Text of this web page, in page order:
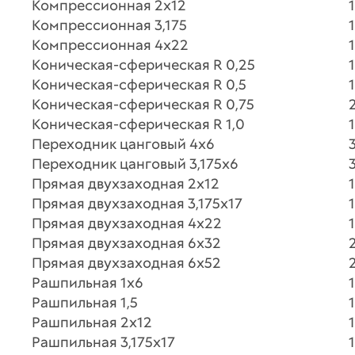
Компрессионная 2х12
1
Компрессионная 3,175
1
Компрессионная 4х22
1
Коническая-сферическая R 0,25
1
Коническая-сферическая R 0,5
1
Коническая-сферическая R 0,75
Коническая-сферическая R 1,0
1
Переходник цанговый 4х6
3
Переходник цанговый 3,175х6
3
Прямая двухзаходная 2х12
1
Прямая двухзаходная 3,175х17
1
Прямая двухзаходная 4х22
1
Прямая двухзаходная 6х32
Прямая двухзаходная 6х52
Рашпильная 1х6
1
Рашпильная 1,5
1
Рашпильная 2х12
1
Рашпильная 3,175х17
1